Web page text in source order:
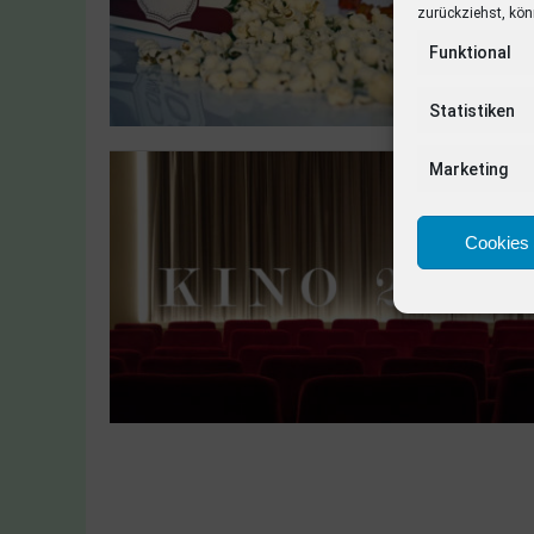
zurückziehst,
Funktional
Statistiken
Marketing
Cookies